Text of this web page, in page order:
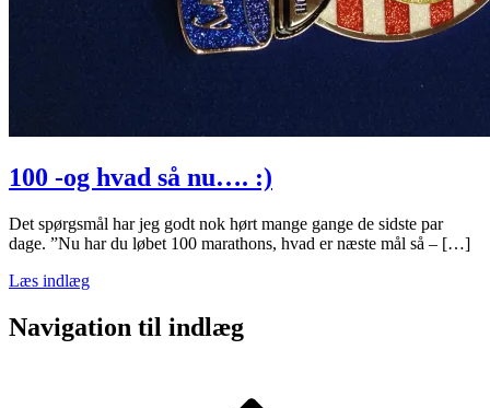
100 -og hvad så nu…. :)
Det spørgsmål har jeg godt nok hørt mange gange de sidste par
dage. ”Nu har du løbet 100 marathons, hvad er næste mål så – […]
Læs indlæg
Navigation til indlæg